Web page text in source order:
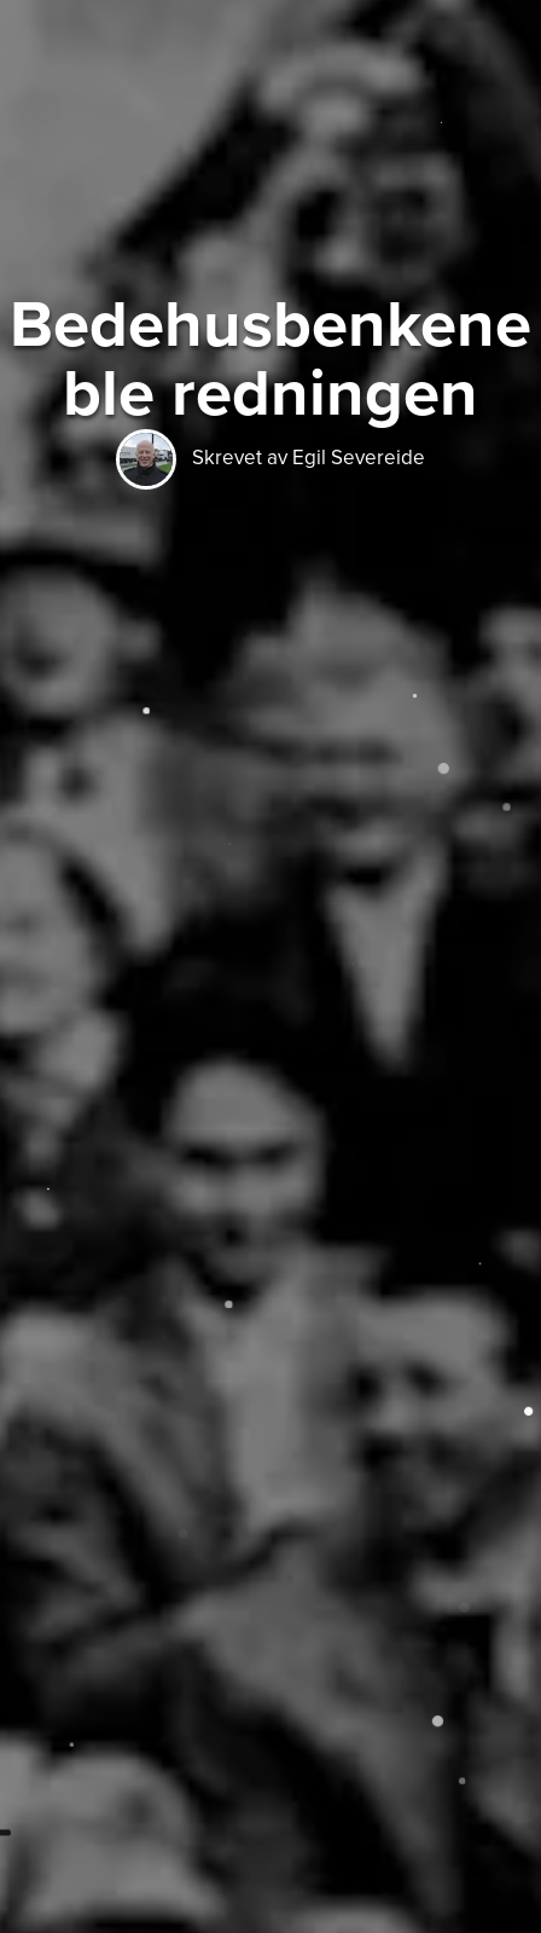
Bedehusbenkene
ble redningen
Skrevet av Egil Severeide